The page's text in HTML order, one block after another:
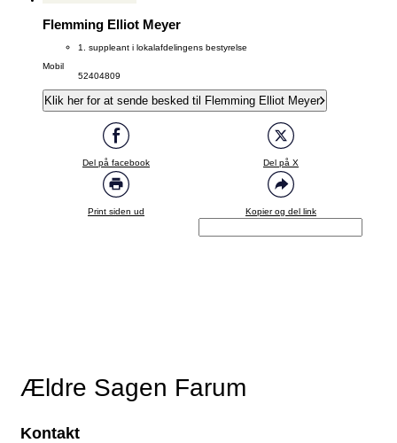
Flemming Elliot Meyer
1. suppleant i lokalafdelingens bestyrelse
Mobil
52404809
Klik her for at sende besked til Flemming Elliot Meyer
Del på facebook Del på X
Print siden ud Kopier og del link
Ældre Sagen Farum
Kontakt